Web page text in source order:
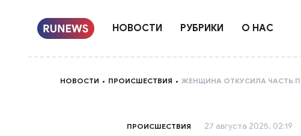
НОВОСТИ РУБРИКИ О НАС
НОВОСТИ ПРОИСШЕСТВИЯ ЖЕНЩИНА ОТКУСИЛА ЧАСТЬ
ПРОИСШЕСТВИЯ 27 августа 2025, 02:19